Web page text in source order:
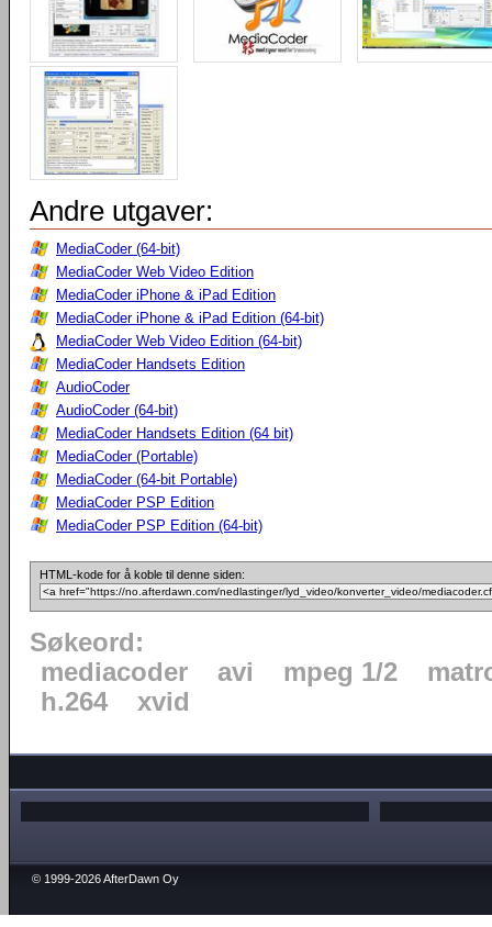
Andre utgaver:
MediaCoder (64-bit)
MediaCoder Web Video Edition
MediaCoder iPhone & iPad Edition
MediaCoder iPhone & iPad Edition (64-bit)
MediaCoder Web Video Edition (64-bit)
MediaCoder Handsets Edition
AudioCoder
AudioCoder (64-bit)
MediaCoder Handsets Edition (64 bit)
MediaCoder (Portable)
MediaCoder (64-bit Portable)
MediaCoder PSP Edition
MediaCoder PSP Edition (64-bit)
HTML-kode for å koble til denne siden:
Søkeord:
mediacoder
avi mpeg 1/2
h.264
xvid
© 1999-2026 AfterDawn Oy